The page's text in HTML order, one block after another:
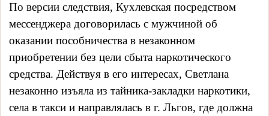
По версии следствия, Кухлевская посредством
мессенджера договорилась с мужчиной об
оказании пособничества в незаконном
приобретении без цели сбыта наркотического
средства. Действуя в его интересах, Светлана
незаконно изъяла из тайника-закладки наркотики,
села в такси и направлялась в г. Льгов, где должна